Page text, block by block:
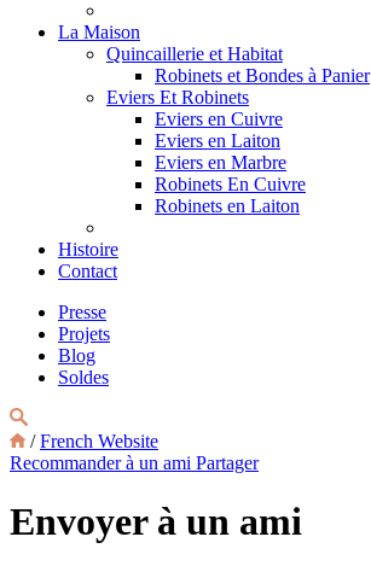
La Maison
Quincaillerie et Habitat
Robinets et Bondes à Panier
Eviers Et Robinets
Eviers en Cuivre
Eviers en Laiton
Eviers en Marbre
Robinets En Cuivre
Robinets en Laiton
Histoire
Contact
Presse
Projets
Blog
Soldes
/French Website
Recommander à un ami Partager
Envoyer à un ami